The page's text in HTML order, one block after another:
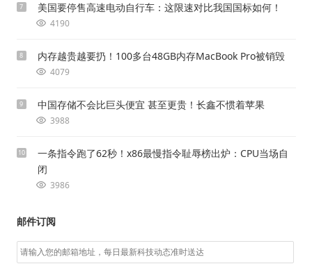
7 美国要停售高速电动自行车：这限速对比我国国标如何！
4190
8 内存越贵越要扔！100多台48GB内存MacBook Pro被销毁
4079
9 中国存储不会比巨头便宜 甚至更贵！长鑫不惯着苹果
3988
10
一条指令跑了62秒！x86最慢指令耻辱榜出炉：CPU当场自
闭
3986
邮件订阅